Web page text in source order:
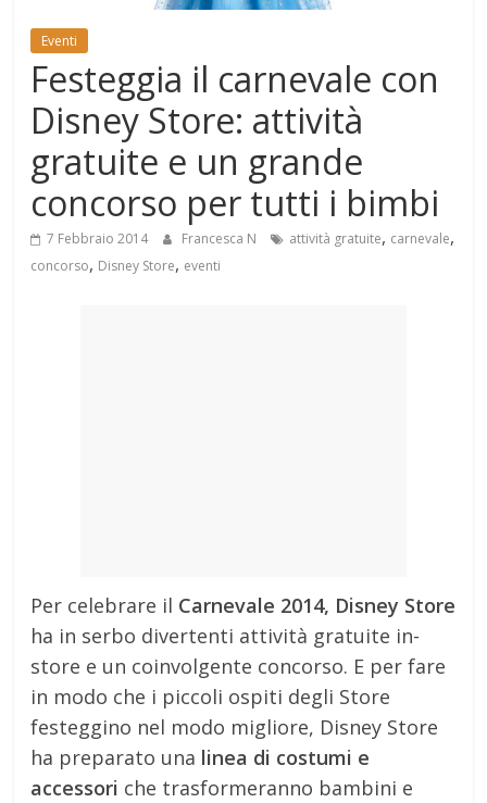
Eventi
Festeggia il carnevale con
Disney Store: attività
gratuite e un grande
concorso per tutti i bimbi
7 Febbraio 2014 Francesca N attività gratuite, carnevale,
concorso, Disney Store, eventi
Per celebrare il Carnevale 2014, Disney Store
ha in serbo divertenti attività gratuite in-
store e un coinvolgente concorso. E per fare
in modo che i piccoli ospiti degli Store
festeggino nel modo migliore, Disney Store
ha preparato una linea di costumi e
accessori che trasformeranno bambini e